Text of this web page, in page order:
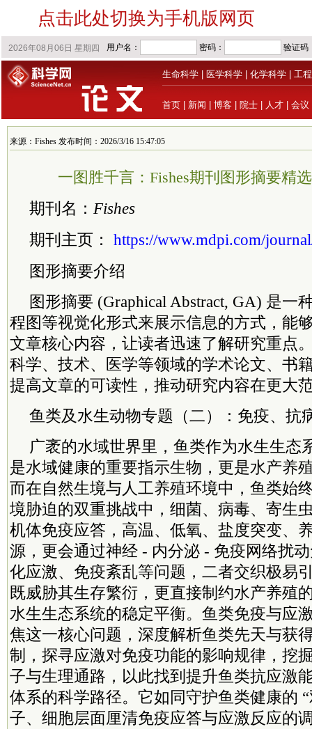
点击此处切换为手机版网页
生命科学 医学科学 化学科学 工
首页 新闻 博客 院士 人才 会议
来源：Fishes 发布时间：2026/3/16 15:47:05
一图胜千言：Fishes期刊图形摘要精
期刊名： Fishes
期刊主页： https://www.mdpi.com/
图形摘要介绍
图形摘要 (Graphical Abstract, GA) 是一
程图等视觉化形式来展示信息的方式，能
文章核心内容，让读者迅速了解研究重点
科学、技术、医学等领域的学术论文、书
提高文章的可读性，推动研究内容在更大
鱼类及水生动物专题（二）：免疫、抗
广袤的水域世界里，鱼类作为水生生态
是水域健康的重要指示生物，更是水产养
而在自然生境与人工养殖环境中，鱼类始
境胁迫的双重挑战中，细菌、病毒、寄生
机体免疫应答，高温、低氧、盐度突变、
源，更会通过神经 - 内分泌 - 免疫网络扰
化应激、免疫紊乱等问题，二者交织极易
既威胁其生存繁衍，更直接制约水产养殖
水生生态系统的稳定平衡。鱼类免疫与应
焦这一核心问题，深度解析鱼类先天与获
制，探寻应激对免疫功能的影响规律，挖
子与生理通路，以此找到提升鱼类抗应激
体系的科学路径。它如同守护鱼类健康的
子、细胞层面厘清免疫应答与应激反应的